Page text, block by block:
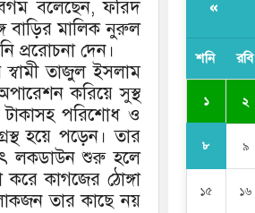
বলেছেন, ফরিদ
বাড়ির মালিক নুরুল
প্ররোচনা দেন।
তাজুল ইসলাম
করিয়ে সুস্থ
টাকাসহ পরিশোধ ও
হয়ে পড়েন। তার
লকডাউন শুরু হলে
করে কাগজের ঠোঙ্গা
তার কাছে নয়
«
শনি রবি
১ ২
৮ ৯
১৫ ১৬